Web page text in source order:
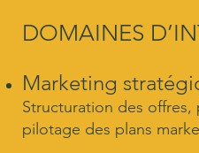
DOMAINES
Marketing
Structuration des
pilotage des plans